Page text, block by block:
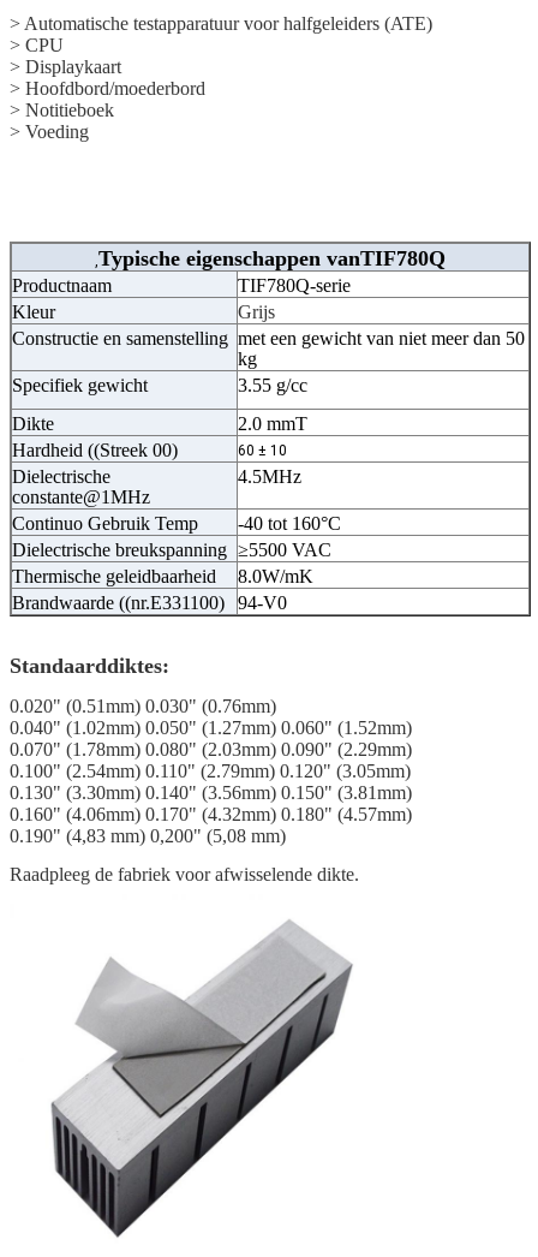
> Automatische testapparatuur voor halfgeleiders (ATE)
> CPU
> Displaykaart
> Hoofdbord/moederbord
> Notitieboek
> Voeding
,Typische eigenschappen vanTIF780Q
Productnaam
TIF780Q-serie
Kleur
Grijs
Constructie en samenstelling met een gewicht van niet meer dan 50
kg
Specifiek gewicht
3.55 g/cc
Dikte
2.0 mmT
Hardheid ((Streek 00)
60 ± 10
Dielectrische
constante@1MHz
4.5MHz
Continuo Gebruik Temp
-40 tot 160°C
Dielectrische breukspanning ≥5500 VAC
Thermische geleidbaarheid
8.0W/mK
Brandwaarde ((nr.E331100)
94-V0
Standaarddiktes:
0.020" (0.51mm) 0.030" (0.76mm)
0.040" (1.02mm) 0.050" (1.27mm) 0.060" (1.52mm)
0.070" (1.78mm) 0.080" (2.03mm) 0.090" (2.29mm)
0.100" (2.54mm) 0.110" (2.79mm) 0.120" (3.05mm)
0.130" (3.30mm) 0.140" (3.56mm) 0.150" (3.81mm)
0.160" (4.06mm) 0.170" (4.32mm) 0.180" (4.57mm)
0.190" (4,83 mm) 0,200" (5,08 mm)
Raadpleeg de fabriek voor afwisselende dikte.